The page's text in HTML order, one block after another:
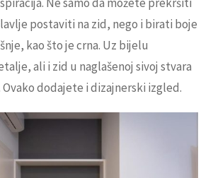
postaviti na zid, nego i birati boje
kao što je crna. Uz bijelu
ali i zid u naglašenoj sivoj stvara
dodajete i dizajnerski izgled.